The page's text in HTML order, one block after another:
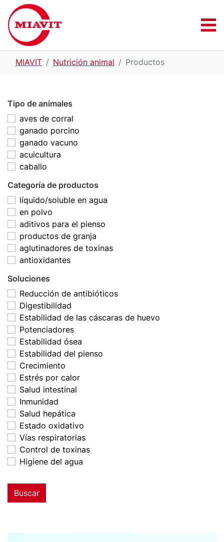
MIAVIT Nutrición animal Productos
Tipo de animales
aves de corral
ganado porcino
ganado vacuno
acuicultura
caballo
Categoría de productos
líquido/soluble en agua
en polvo
aditivos para el pienso
productos de granja
aglutinadores de toxinas
antioxidantes
Soluciones
Reducción de antibióticos
Digestibilidad
Estabilidad de las cáscaras de huevo
Potenciadores
Estabilidad ósea
Estabilidad del pienso
Crecimiento
Estrés por calor
Salud intestinal
Inmunidad
Salud hepática
Estado oxidativo
Vías respiratorias
Control de toxinas
Higiene del agua
Buscar